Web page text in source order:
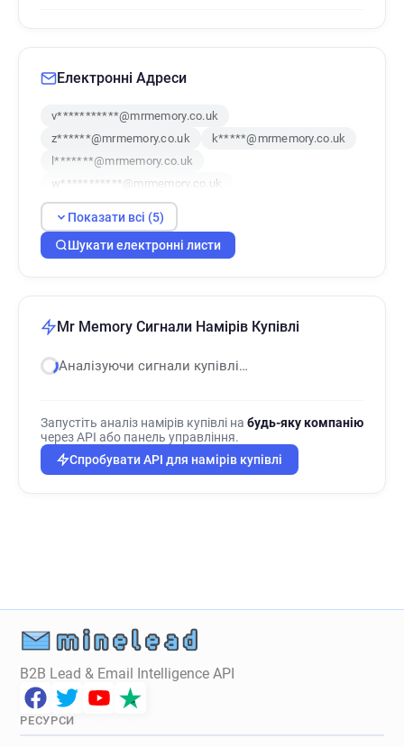
Електронні Адреси
v***********@mrmemory.co.uk
z******@mrmemory.co.uk
k*****@mrmemory.co.uk
l*******@mrmemory.co.uk
w***********@mrmemory.co.uk
Показати всі (5)
Шукати електронні листи
Mr Memory Сигнали Намірів Купівлі
Аналізуючи сигнали купівлі…
Запустіть аналіз намірів купівлі на будь-яку компанію
через API або панель управління.
Спробувати API для намірів купівлі
B2B Lead & Email Intelligence API
РЕСУРСИ